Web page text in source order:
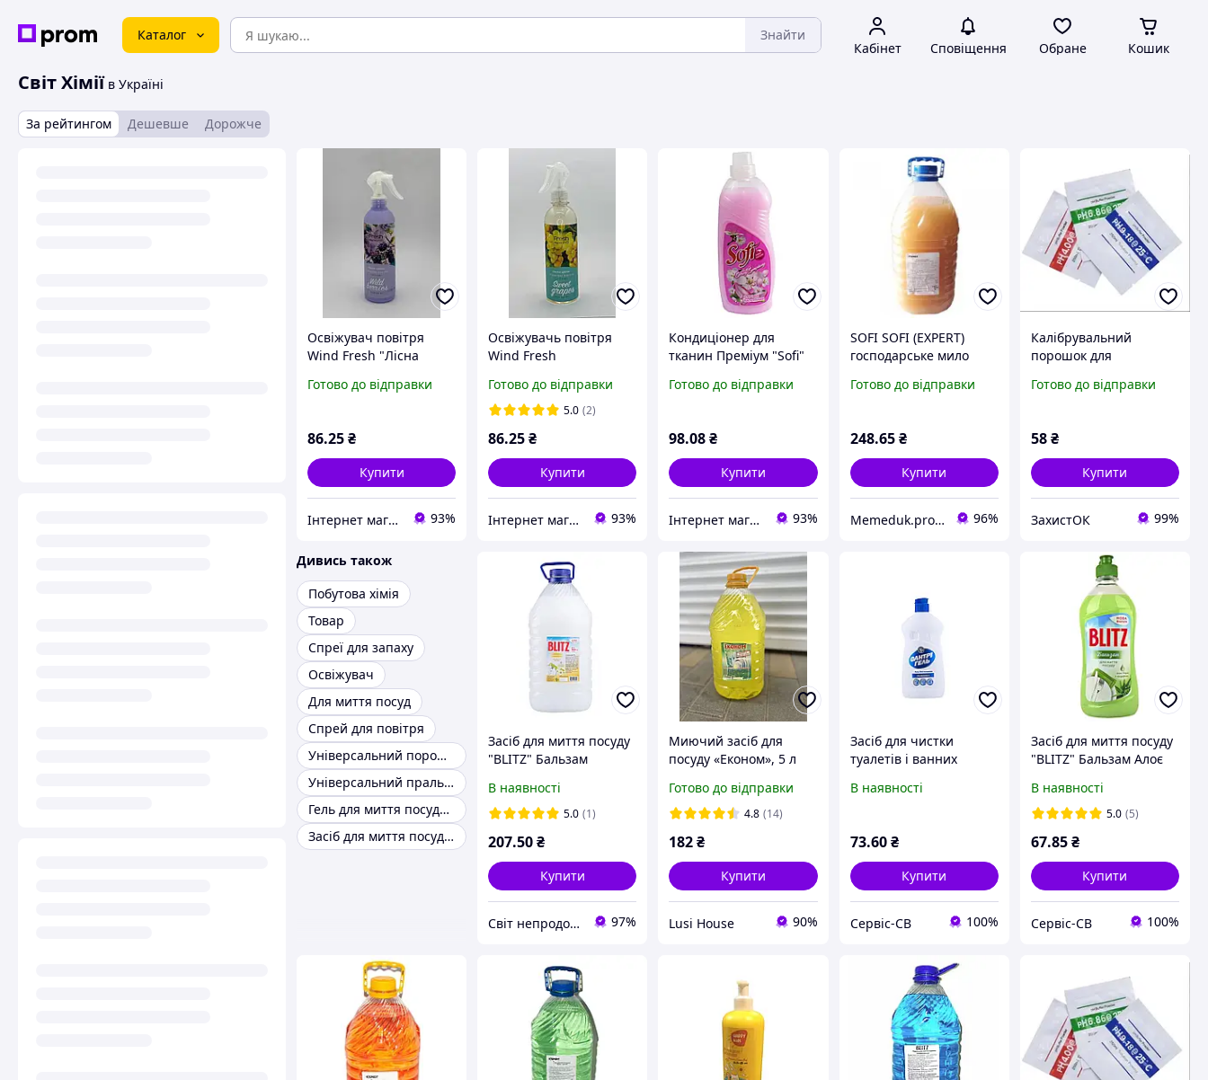
Каталог Знайти
Кабінет Сповіщення Обране Кошик
Світ Хіміїв Україні
За рейтингом Дешевше Дорожче
Освіжувач повітря
Wind Fresh "Лісна
Готово до відправки
86.25₴
Купити
Інтернет магазин Ст-Фуд 93%
Освіжувачь повітря
Wind Fresh
Готово до відправки
5.0 (2)
86.25₴
Купити
Інтернет магазин Ст-Фуд 93%
Кондиціонер для
тканин Преміум "Sofi"
пет пляшка
Готово до відправки
98.08₴
Купити
Інтернет магазин Ст-Фуд 93%
SOFI SOFI (EXPERT)
господарське мило
Готово до відправки
248.65 ₴
Купити
Memeduk.prom.ua 96%
Калібрувальний
порошок для
метрів pH4.01 + pH6.86
Готово до відправки
58₴
Купити
ЗахистОК 99%
Дивись також
Побутова хімія
Товар
Спреї для запаху
Освіжувач
Для миття посуд
Спрей для повітря
Універсальний порошок для прання
Універсальний пральний порошок для машин автоматичного типу
Гель для миття посуду helper
Засіб для миття посуду гель
Засіб для миття посуду
"BLITZ" Бальзам
В наявності
5.0 (1)
207.50₴
Купити
Світ непродовольчих товарів 97%
Миючий засіб для
посуду «Економ», 5 л
Готово до відправки
4.8 (14)
182₴
Купити
Lusi House 90%
Засіб для чистки
туалетів і ванних
1000 гр.
В наявності
73.60 ₴
Купити
Сервіс-СВ 100%
Засіб для миття посуду
"BLITZ" Бальзам Алоє
В наявності
5.0 (5)
67.85₴
Купити
Сервіс-СВ 100%